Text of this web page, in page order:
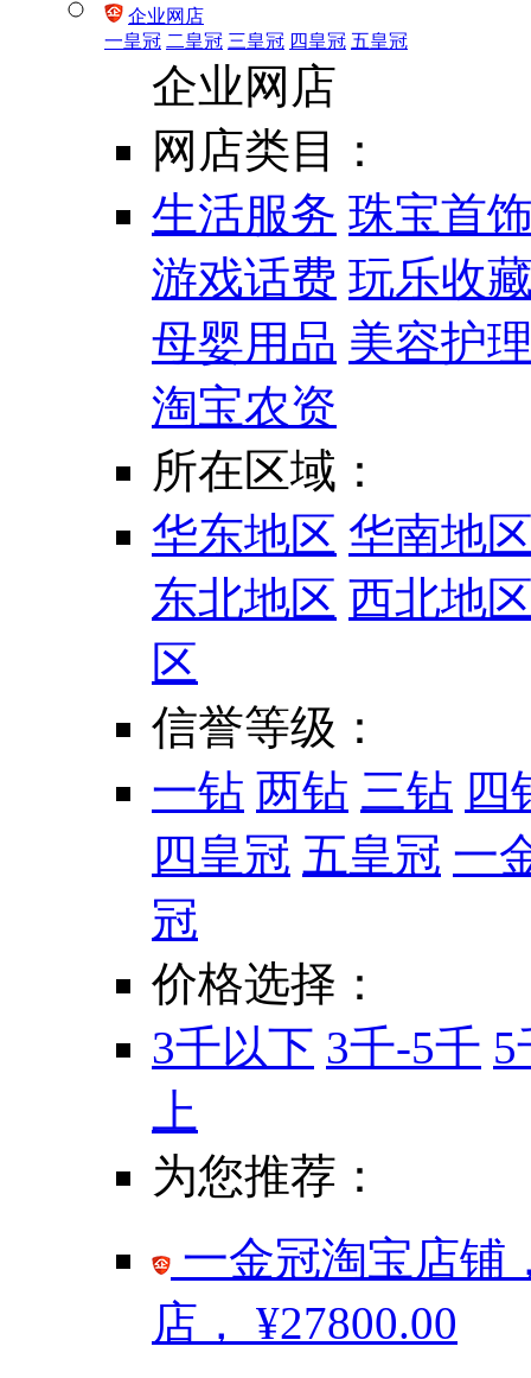
企业网店
一皇冠 二皇冠 三皇冠 四皇冠 五皇冠
企业网店
网店类目：
生活服务 珠宝首
游戏话费 玩乐收
母婴用品 美容护
淘宝农资
所在区域：
华东地区 华南地
东北地区 西北地
区
信誉等级：
一钻 两钻 三钻 四
四皇冠 五皇冠 一
冠
价格选择：
3千以下 3千-5千 5
上
为您推荐：
一金冠淘宝店铺
店， ¥27800.00